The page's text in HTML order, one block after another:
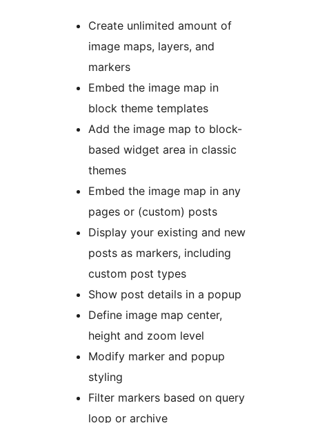
Create unlimited amount of
image maps, layers, and
markers
Embed the image map in
block theme templates
Add the image map to block-
based widget area in classic
themes
Embed the image map in any
pages or (custom) posts
Display your existing and new
posts as markers, including
custom post types
Show post details in a popup
Define image map center,
height and zoom level
Modify marker and popup
styling
Filter markers based on query
loop or archive